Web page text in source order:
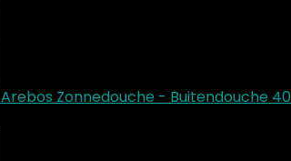
Arebos Zonnedouche - Buitendouche